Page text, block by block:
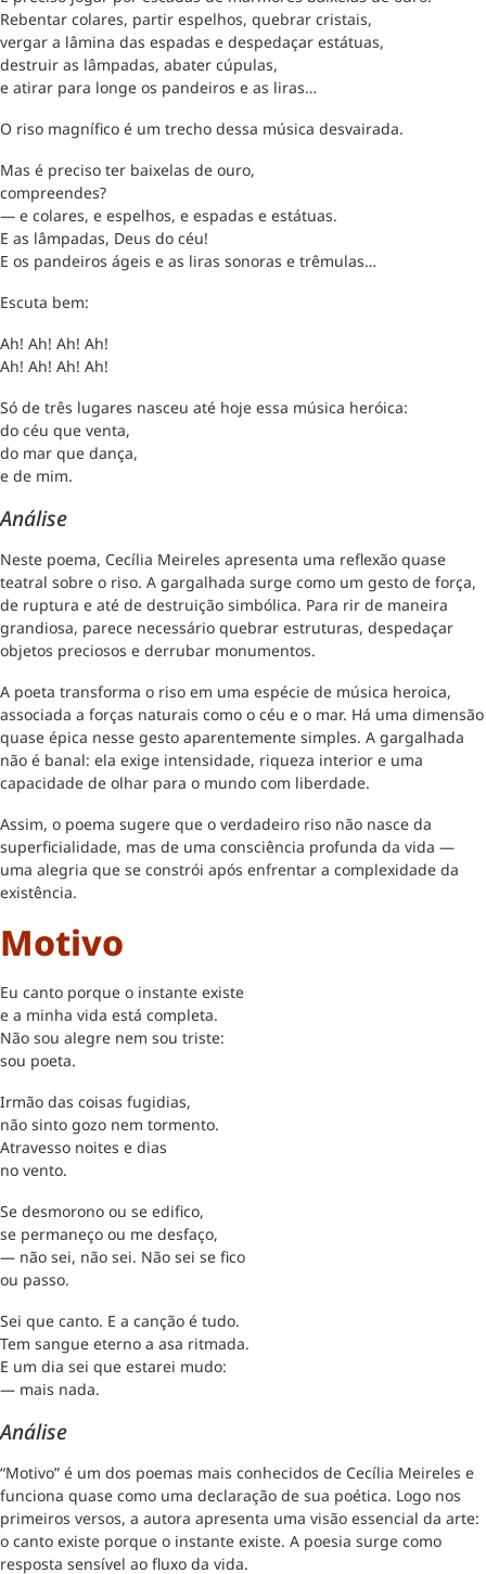
Rebentar colares, partir espelhos, quebrar cristais,
vergar a lâmina das espadas e despedaçar estátuas,
destruir as lâmpadas, abater cúpulas,
e atirar para longe os pandeiros e as liras…
O riso magnífico é um trecho dessa música desvairada.
Mas é preciso ter baixelas de ouro,
compreendes?
— e colares, e espelhos, e espadas e estátuas.
E as lâmpadas, Deus do céu!
E os pandeiros ágeis e as liras sonoras e trêmulas…
Escuta bem:
Ah! Ah! Ah! Ah!
Ah! Ah! Ah! Ah!
Só de três lugares nasceu até hoje essa música heróica:
do céu que venta,
do mar que dança,
e de mim.
Análise
Neste poema, Cecília Meireles apresenta uma reflexão quase
teatral sobre o riso. A gargalhada surge como um gesto de força,
de ruptura e até de destruição simbólica. Para rir de maneira
grandiosa, parece necessário quebrar estruturas, despedaçar
objetos preciosos e derrubar monumentos.
A poeta transforma o riso em uma espécie de música heroica,
associada a forças naturais como o céu e o mar. Há uma dimensão
quase épica nesse gesto aparentemente simples. A gargalhada
não é banal: ela exige intensidade, riqueza interior e uma
capacidade de olhar para o mundo com liberdade.
Assim, o poema sugere que o verdadeiro riso não nasce da
superficialidade, mas de uma consciência profunda da vida —
uma alegria que se constrói após enfrentar a complexidade da
existência.
Motivo
Eu canto porque o instante existe
e a minha vida está completa.
Não sou alegre nem sou triste:
sou poeta.
Irmão das coisas fugidias,
não sinto gozo nem tormento.
Atravesso noites e dias
no vento.
Se desmorono ou se edifico,
se permaneço ou me desfaço,
— não sei, não sei. Não sei se fico
ou passo.
Sei que canto. E a canção é tudo.
Tem sangue eterno a asa ritmada.
E um dia sei que estarei mudo:
— mais nada.
Análise
“Motivo” é um dos poemas mais conhecidos de Cecília Meireles e
funciona quase como uma declaração de sua poética. Logo nos
primeiros versos, a autora apresenta uma visão essencial da arte:
o canto existe porque o instante existe. A poesia surge como
resposta sensível ao fluxo da vida.